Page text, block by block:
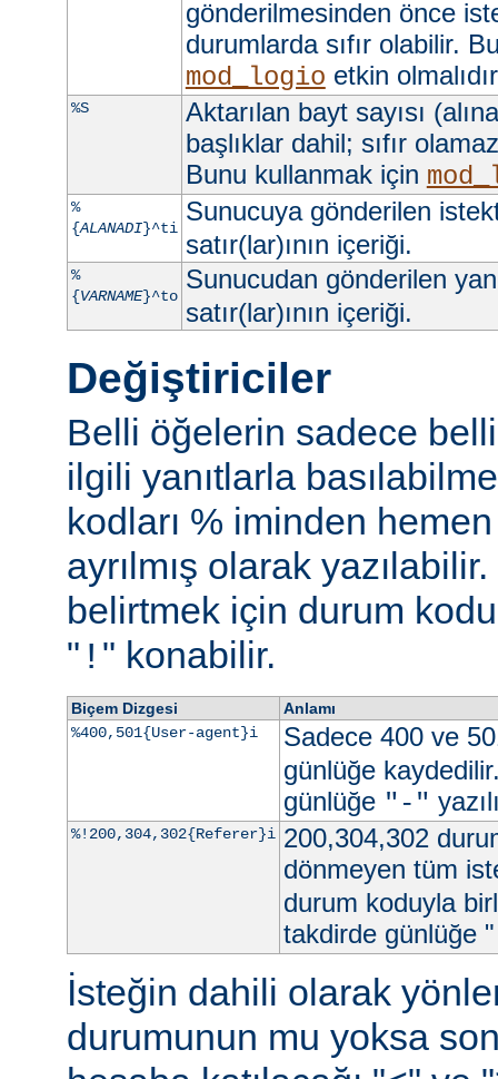
gönderilmesinden önce
durumlarda sıfır olabilir.
mod_logio etkin
%S
Aktarılan bayt sayısı
başlıklar dahil; sıfır
Bunu kullanmak için
%
{ALANADI}^ti
Sunucuya gönderilen
satır(lar)ının içeriği.
%
{VARNAME}^to
Sunucudan gönderilen
satır(lar)ının içeriği.
Değiştiriciler
Belli öğelerin sadece
ilgili yanıtlarla
kodları % iminden
ayrılmış olarak
belirtmek için durum
" ! " konabilir.
Biçem Dizgesi
Anlamı
%400,501{User-agent}i
Sadece 400 ve
günlüğe
günlüğe "-"
%!200,304,302{Referer}i 200,304,302
dönmeyen tüm
durum koduyla
takdirde günlüğe "
İsteğin dahili olarak
durumunun mu yoksa